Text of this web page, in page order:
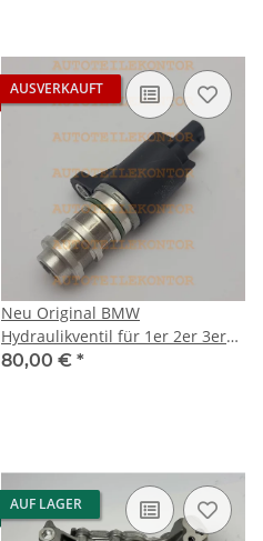
AUSVERKAUFT
Neu Original BMW
Hydraulikventil für 1er 2er 3er
4er 5er 6er 7er X1 X3 X5 X6 Z4
80,00 € *
AUF LAGER